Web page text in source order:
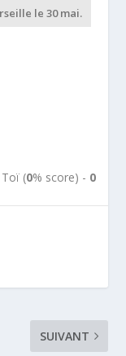
le 30 mai.
(0% score) - 0
SUIVANT